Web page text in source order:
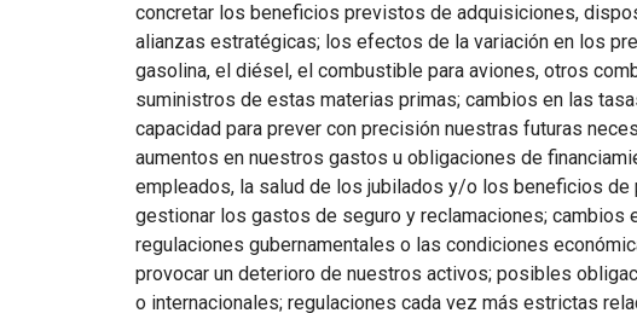
concretar los beneficios previstos de adquisiciones,
alianzas estratégicas; los efectos de la variación en los
gasolina, el diésel, el combustible para aviones, otros
suministros de estas materias primas; cambios en las
capacidad para prever con precisión nuestras futuras
aumentos en nuestros gastos u obligaciones de
empleados, la salud de los jubilados y/o los beneficios de
gestionar los gastos de seguro y reclamaciones; cambios
regulaciones gubernamentales o las condiciones
provocar un deterioro de nuestros activos; posibles
o internacionales; regulaciones cada vez más estrictas